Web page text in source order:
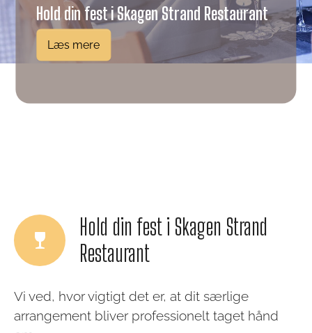
Hold din fest i Skagen Strand Restaurant
Læs mere
Hold din fest i Skagen Strand
Restaurant
Vi ved, hvor vigtigt det er, at dit særlige
arrangement bliver professionelt taget hånd